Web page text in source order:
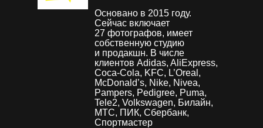
Основано в 2015 году.
Сейчас включает
27 фотографов, имеет
собственную студию
и продакшн. В числе
клиентов Adidas, AliExpress,
Coca-Cola, KFC, L’Oreal,
McDonald’s, Nike, Nivea,
Pampers, Pedigree, Puma,
Tele2, Volkswagen, Билайн,
МТС, ПИК, Сбербанк,
Спортмастер